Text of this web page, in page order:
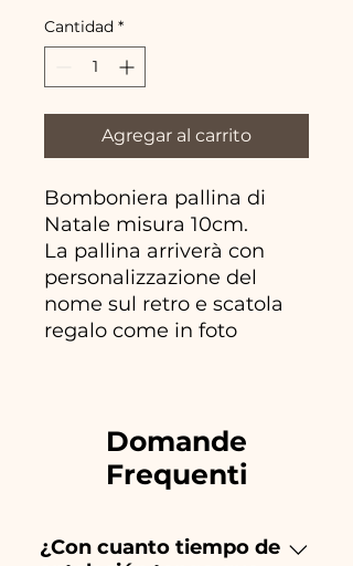
Cantidad *
Agregar al carrito
Bomboniera pallina di
Natale misura 10cm.
La pallina arriverà con
personalizzazione del
nome sul retro e scatola
regalo come in foto
Domande
Frequenti
¿Con cuanto tiempo de